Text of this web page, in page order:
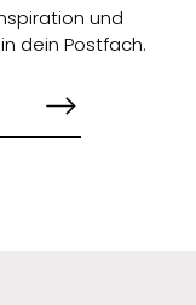
und
dein Postfach.